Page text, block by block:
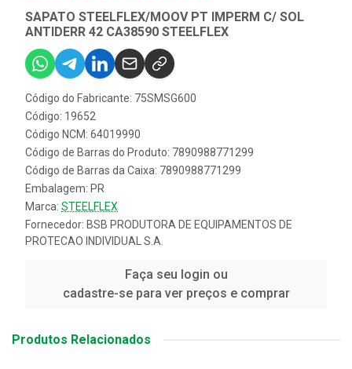
SAPATO STEELFLEX/MOOV PT IMPERM C/ SOL
ANTIDERR 42 CA38590 STEELFLEX
Código do Fabricante: 75SMSG600
Código: 19652
Código NCM: 64019990
Código de Barras do Produto: 7890988771299
Código de Barras da Caixa: 7890988771299
Embalagem: PR
Marca: STEELFLEX
Fornecedor: BSB PRODUTORA DE EQUIPAMENTOS DE
PROTECAO INDIVIDUAL S.A.
Faça seu login ou
cadastre-se para ver preços e comprar
Produtos Relacionados